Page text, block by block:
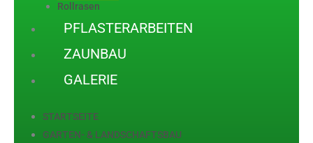
Rollrasen
PFLASTERARBEITEN
ZAUNBAU
GALERIE
STARTSEITE
GARTEN- & LANDSCHAFTSBAU